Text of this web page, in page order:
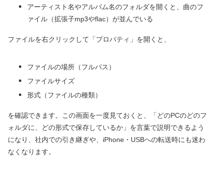
アーティスト名やアルバム名のフォルダを開くと、曲のフ
ァイル（拡張子mp3やflac）が並んでいる
ファイルを右クリックして「プロパティ」を開くと、
ファイルの場所（フルパス）
ファイルサイズ
形式（ファイルの種類）
を確認できます。この画面を一度見ておくと、「どのPCのどのフ
ォルダに、どの形式で保存しているか」を言葉で説明できるよう
になり、社内での引き継ぎや、iPhone・USBへの転送時にも迷わ
なくなります。